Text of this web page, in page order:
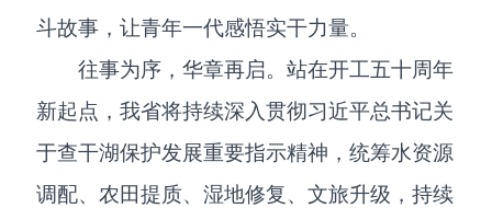
斗故事，让青年一代感悟实干力量。
往事为序，华章再启。站在开工五十周年
新起点，我省将持续深入贯彻习近平总书记关
于查干湖保护发展重要指示精神，统筹水资源
调配、农田提质、湿地修复、文旅升级，持续